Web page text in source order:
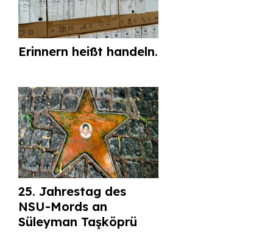
Erinnern heißt handeln.
25. Jahrestag des
NSU-Mords an
Süleyman Taşköprü